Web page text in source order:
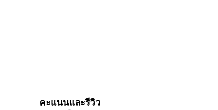
คะแนนและรีวิว